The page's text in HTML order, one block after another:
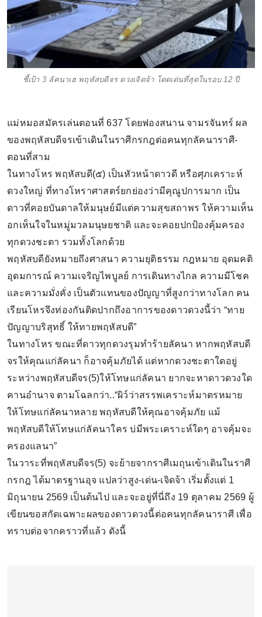
ชี้เป้า 3 ลัคนาเฮ พฤหัสบดีจร ดวงเจิดจ้า โดดเด่นที่สุดในรอบ 12 ปี
แม่หมอสมัครเล่นตอนที่ 637 โดยฟองสนาน จามรจันทร์ ผล
ของพฤหัสบดีจรเข้าเดินในราศีกรกฎต่อคนทุกลัคนาราศี-
ตอนที่สาม
ในทางโหร พฤหัสบดี(๕) เป็นหัวหน้าดาวดี หรือศุภเคราะห์
ดวงใหญ่ ที่ทางโหราศาสตร์ยกย่องว่ามีคุณูปการมาก เป็น
ดาวที่คอยบันดาลให้มนุษย์มีแต่ความสุขสถาพร ให้ความเห็น
อกเห็นใจในหมู่มวลมนุษยชาติ และจะคอยปกป้องคุ้มครอง
ทุกดวงชะตา รวมทั้งโลกด้วย
พฤหัสบดียังหมายถึงศาสนา ความยุติธรรม กฎหมาย อุดมคติ
อุดมการณ์ ความเจริญไพบูลย์ การเดินทางไกล ความมีโชค
และความมั่งคั่ง เป็นตัวแทนของปัญญาที่สูงกว่าทางโลก คน
เรียนโหรจึงท่องกันติดปากถึงอาการของดาวดวงนี้ว่า “ทาย
ปัญญาบริสุทธิ์ ให้ทายพฤหัสบดี”
ในทางโหร ขณะที่ดาวทุกดวงรุมทำร้ายลัคนา หากพฤหัสบดี
จรให้คุณแก่ลัคนา ก็อาจคุ้มภัยได้ แต่หากดวงชะตาใดอยู่
ระหว่างพฤหัสบดีจร(5)ให้โทษแก่ลัคนา ยากจะหาดาวดวงใด
คานอำนาจ ตามโฉลกว่า..“ผิว์ว่าสรรพเคราะห์มาตรหมาย
ให้โทษแก่ลัคนาหลาย พฤหัสบดีให้คุณอาจคุ้มภัย แม้
พฤหัสบดีให้โทษแก่ลัคนาใคร บ่มีพระเคราะห์ใดๆ อาจคุ้มจะ
ครองแลนา”
ในวาระที่พฤหัสบดีจร(5) จะย้ายจากราศีเมถุนเข้าเดินในราศี
กรกฎ ได้มาตรฐานอุจ แปลว่าสูง-เด่น-เจิดจ้า เริ่มตั้งแต่ 1
มิถุนายน 2569 เป็นต้นไป และจะอยู่ที่นี่ถึง 19 ตุลาคม 2569 ผู้
เขียนขอสกัดเฉพาะผลของดาวดวงนี้ต่อคนทุกลัคนาราศี เพื่อ
ทราบต่อจากคราวที่แล้ว ดังนี้